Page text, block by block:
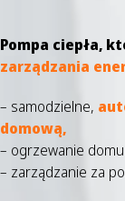
Pompa ciepła,
zarządzania
– samodzielne,
domową,
– ogrzewanie domu
– zarządzanie za